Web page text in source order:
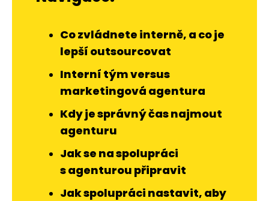
Co zvládnete interně, a co je
lepší outsourcovat
Interní tým versus
marketingová agentura
Kdy je správný čas najmout
agenturu
Jak se na spolupráci
s agenturou připravit
Jak spolupráci nastavit, aby